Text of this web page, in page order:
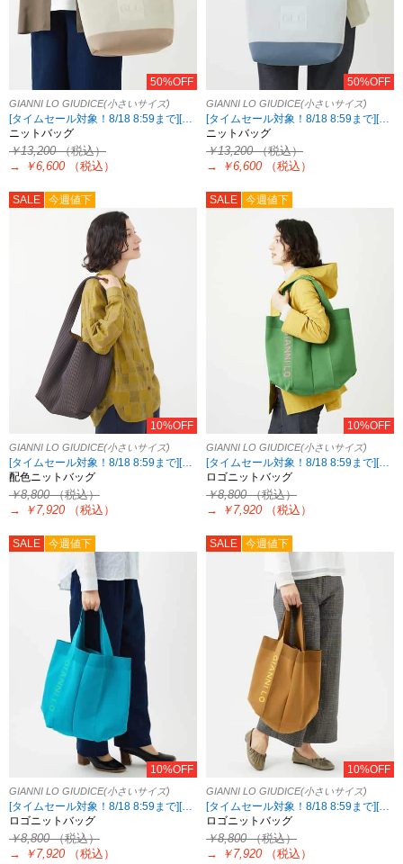
50%OFF
GIANNI LO GIUDICE(小さいサイズ)
[タイムセール対象！8/18 8:59まで][2点10%OFF対象！8/21 8:59まで 対象5ブランド限定]
ニットバッグ
￥13,200（税込）
→
￥6,600 （税込）
50%OFF
GIANNI LO GIUDICE(小さいサイズ)
[タイムセール対象！8/18 8:59まで][2点10%OFF対象！8/21 8:59まで 対象5ブランド限定]
ニットバッグ
￥13,200（税込）
→
￥6,600 （税込）
SALE 今週値下
10%OFF
GIANNI LO GIUDICE(小さいサイズ)
[タイムセール対象！8/18 8:59まで][2点10%OFF対象！8/21 8:59まで 対象5ブランド限定]
配色ニットバッグ
￥8,800（税込）
→
￥7,920 （税込）
SALE 今週値下
10%OFF
GIANNI LO GIUDICE(小さいサイズ)
[タイムセール対象！8/18 8:59まで][2点10%OFF対象！8/21 8:59まで 対象5ブランド限定]
ロゴニットバッグ
￥8,800（税込）
→
￥7,920 （税込）
SALE 今週値下
10%OFF
GIANNI LO GIUDICE(小さいサイズ)
[タイムセール対象！8/18 8:59まで][2点10%OFF対象！8/21 8:59まで 対象5ブランド限定]
ロゴニットバッグ
￥8,800（税込）
→
￥7,920 （税込）
SALE 今週値下
10%OFF
GIANNI LO GIUDICE(小さいサイズ)
[タイムセール対象！8/18 8:59まで][2点10%OFF対象！8/21 8:59まで 対象5ブランド限定]
ロゴニットバッグ
￥8,800（税込）
→
￥7,920 （税込）